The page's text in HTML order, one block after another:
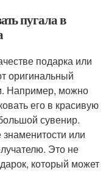
пугала в
подарка или
оригинальный
Например, можно
его в красивую
сувенир.
или
Это не
который может